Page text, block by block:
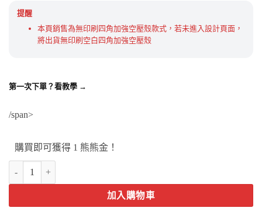
提醒
本頁銷售為無印刷四角加強空壓殼款式，若未進入設計頁面，
將出貨無印刷空白四角加強空壓殼
第一次下單？看教學 →
/span>
購買即可獲得 1 熊熊金！
加入購物車